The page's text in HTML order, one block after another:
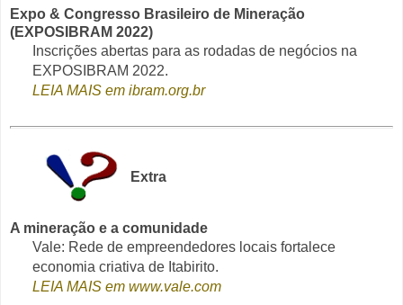
Expo & Congresso Brasileiro de Mineração
(EXPOSIBRAM 2022)
Inscrições abertas para as rodadas de negócios na
EXPOSIBRAM 2022.
LEIA MAIS em ibram.org.br
Extra
A mineração e a comunidade
Vale: Rede de empreendedores locais fortalece
economia criativa de Itabirito.
LEIA MAIS em www.vale.com